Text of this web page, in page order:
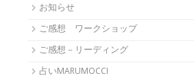
お知らせ
ご感想 ワークショップ
ご感想－リーディング
占いMARUMOCCI